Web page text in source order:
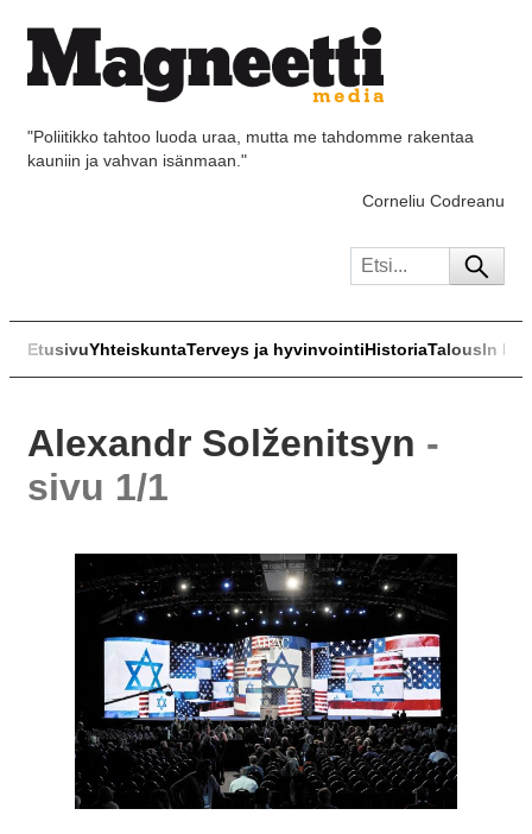
"Poliitikko tahtoo luoda uraa, mutta me tahdomme rakentaa
kauniin ja vahvan isänmaan."
Corneliu Codreanu
EtusivuYhteiskuntaTerveys ja hyvinvointiHistoriaTalousIn
Alexandr Solženitsyn -
sivu 1/1